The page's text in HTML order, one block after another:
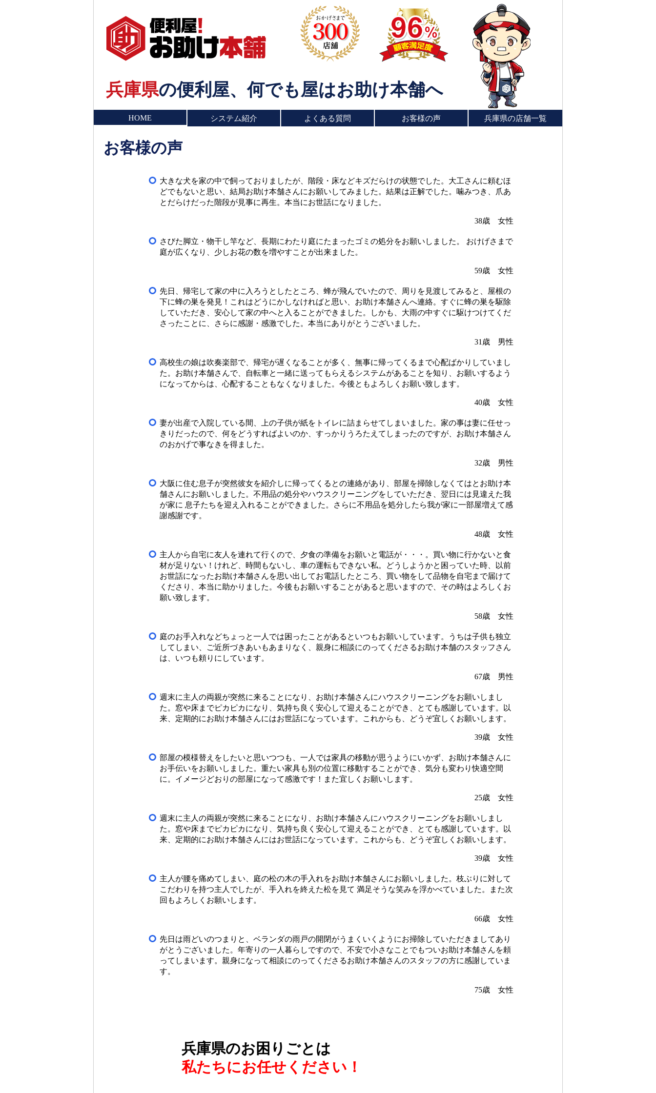
兵庫県の便利屋、何でも屋はお助け本舗へ
HOME システム紹介 よくある質問 お客様の声 兵庫県の店舗一覧
お客様の声
大きな犬を家の中で飼っておりましたが、階段・床などキズだらけの状態でした。大工さんに頼むほ
どでもないと思い、結局お助け本舗さんにお願いしてみました。結果は正解でした。噛みつき、爪あ
とだらけだった階段が見事に再生。本当にお世話になりました。
38歳 女性
さびた脚立・物干し竿など、長期にわたり庭にたまったゴミの処分をお願いしました。 おけげさまで
庭が広くなり、少しお花の数を増やすことが出来ました。
59歳 女性
先日、帰宅して家の中に入ろうとしたところ、蜂が飛んでいたので、周りを見渡してみると、屋根の
下に蜂の巣を発見！これはどうにかしなければと思い、お助け本舗さんへ連絡。すぐに蜂の巣を駆除
していただき、安心して家の中へと入ることができました。しかも、大雨の中すぐに駆けつけてくだ
さったことに、さらに感謝・感激でした。本当にありがとうございました。
31歳 男性
高校生の娘は吹奏楽部で、帰宅が遅くなることが多く、無事に帰ってくるまで心配ばかりしていまし
た。お助け本舗さんで、自転車と一緒に送ってもらえるシステムがあることを知り、お願いするよう
になってからは、心配することもなくなりました。今後ともよろしくお願い致します。
40歳 女性
妻が出産で入院している間、上の子供が紙をトイレに詰まらせてしまいました。家の事は妻に任せっ
きりだったので、何をどうすればよいのか、すっかりうろたえてしまったのですが、お助け本舗さん
のおかげで事なきを得ました。
32歳 男性
大阪に住む息子が突然彼女を紹介しに帰ってくるとの連絡があり、部屋を掃除しなくてはとお助け本
舗さんにお願いしました。不用品の処分やハウスクリーニングをしていただき、翌日には見違えた我
が家に 息子たちを迎え入れることができました。さらに不用品を処分したら我が家に一部屋増えて感
謝感謝です。
48歳 女性
主人から自宅に友人を連れて行くので、夕食の準備をお願いと電話が・・・。買い物に行かないと食
材が足りない！けれど、時間もないし、車の運転もできない私。どうしようかと困っていた時、以前
お世話になったお助け本舗さんを思い出してお電話したところ、買い物をして品物を自宅まで届けて
くださり、本当に助かりました。今後もお願いすることがあると思いますので、その時はよろしくお
願い致します。
58歳 女性
庭のお手入れなどちょっと一人では困ったことがあるといつもお願いしています。うちは子供も独立
してしまい、ご近所づきあいもあまりなく、親身に相談にのってくださるお助け本舗のスタッフさん
は、いつも頼りにしています。
67歳 男性
週末に主人の両親が突然に来ることになり、お助け本舗さんにハウスクリーニングをお願いしまし
た。窓や床までピカピカになり、気持ち良く安心して迎えることができ、とても感謝しています。以
来、定期的にお助け本舗さんにはお世話になっています。これからも、どうぞ宜しくお願いします。
39歳 女性
部屋の模様替えをしたいと思いつつも、一人では家具の移動が思うようにいかず、お助け本舗さんに
お手伝いをお願いしました。重たい家具も別の位置に移動することができ、気分も変わり快適空間
に。イメージどおりの部屋になって感激です！また宜しくお願いします。
25歳 女性
週末に主人の両親が突然に来ることになり、お助け本舗さんにハウスクリーニングをお願いしまし
た。窓や床までピカピカになり、気持ち良く安心して迎えることができ、とても感謝しています。以
来、定期的にお助け本舗さんにはお世話になっています。これからも、どうぞ宜しくお願いします。
39歳 女性
主人が腰を痛めてしまい、庭の松の木の手入れをお助け本舗さんにお願いしました。枝ぶりに対して
こだわりを持つ主人でしたが、手入れを終えた松を見て 満足そうな笑みを浮かべていました。また次
回もよろしくお願いします。
66歳 女性
先日は雨どいのつまりと、ベランダの雨戸の開閉がうまくいくようにお掃除していただきましてあり
がとうございました。年寄りの一人暮らしですので、不安で小さなことでもついお助け本舗さんを頼
ってしまいます。親身になって相談にのってくださるお助け本舗さんのスタッフの方に感謝していま
す。
75歳 女性
兵庫県のお困りごとは
私たちにお任せください！